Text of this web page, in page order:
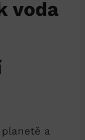
voda
a